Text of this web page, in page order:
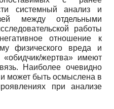
системный анализ и
между отдельными
работы
отношение к
физического вреда и
жертва» имеют
Наиболее очевидно
может быть осмыслена в
при анализе